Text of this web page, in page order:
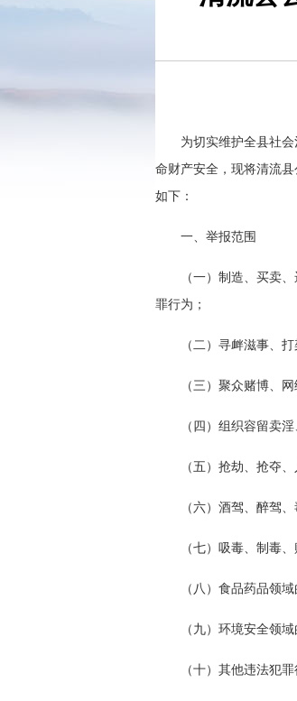
为切实维护全县社
命财产安全，现将清流
如下：
一、举报范围
（一）制造、买卖
罪行为；
（二）寻衅滋事、
（三）聚众赌博、
（四）组织容留卖
（五）抢劫、抢夺
（六）酒驾、醉驾
（七）吸毒、制毒
（八）食品药品领
（九）环境安全领
（十）其他违法犯罪